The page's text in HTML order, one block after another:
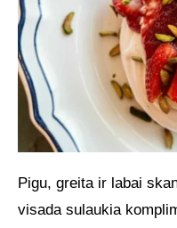
Pigu, greita ir labai
visada sulaukia